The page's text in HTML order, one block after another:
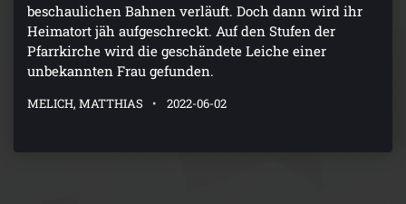
beschaulichen Bahnen verläuft. Doch dann wird ihr
Heimatort jäh aufgeschreckt. Auf den Stufen der
Pfarrkirche wird die geschändete Leiche einer
unbekannten Frau gefunden.
MELICH, MATTHIAS 2022-06-02